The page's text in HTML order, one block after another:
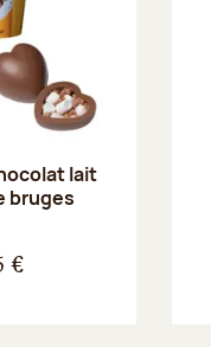
lait
bruges
€